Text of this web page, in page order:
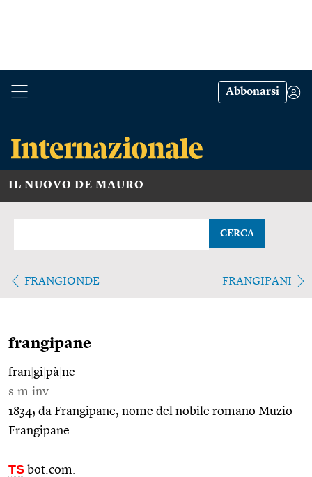
Abbonarsi
IL NUOVO DE MAURO
CERCA
FRANGIONDE FRANGIPANI
frangipane
fran gi pà ne
s.m.inv.
1834; da Frangipane, nome del nobile romano Muzio
Frangipane.
TS bot.com.